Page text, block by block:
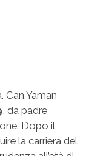
Can Yaman
, da padre
Dopo il
la carriera del